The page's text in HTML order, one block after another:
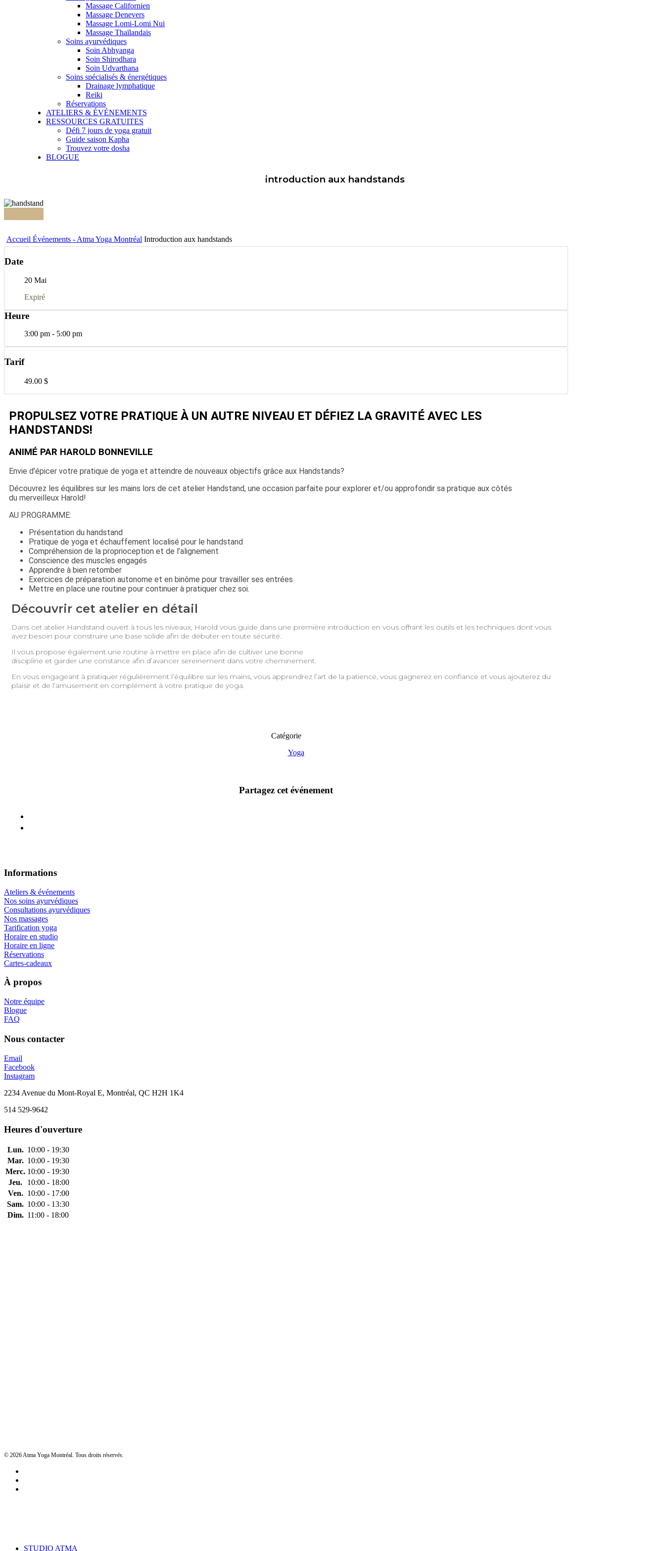
Massage Californien
Massage Denevers
Massage Lomi-Lomi Nui
Massage Thaïlandais
Soins ayurvédiques
Soin Abhyanga
Soin Shirodhara
Soin Udvarthana
Soins spécialisés & énergétiques
Drainage lymphatique
Reiki
Réservations
ATELIERS & ÉVÉNEMENTS
RESSOURCES GRATUITES
Défi 7 jours de yoga gratuit
Guide saison Kapha
Trouvez votre dosha
BLOGUE
introduction aux handstands
Accueil Événements - Atma Yoga Montréal Introduction aux handstands
Date
20 Mai
Expiré
Heure
3:00 pm - 5:00 pm
Tarif
49.00 $
PROPULSEZ VOTRE PRATIQUE À UN AUTRE NIVEAU ET DÉFIEZ LA GRAVITÉ AVEC LES
HANDSTANDS!
ANIMÉ PAR HAROLD BONNEVILLE
Envie d’épicer votre pratique de yoga et atteindre de nouveaux objectifs grâce aux Handstands?
Découvrez les équilibres sur les mains lors de cet atelier Handstand, une occasion parfaite pour explorer et/ou approfondir sa pratique aux côtés
du merveilleux Harold!
AU PROGRAMME:
Présentation du handstand
Pratique de yoga et échauffement localisé pour le handstand
Compréhension de la proprioception et de l’alignement
Conscience des muscles engagés
Apprendre à bien retomber
Exercices de préparation autonome et en binôme pour travailler ses entrées
Mettre en place une routine pour continuer à pratiquer chez soi.
Découvrir cet atelier en détail
Dans cet atelier Handstand ouvert à tous les niveaux, Harold vous guide dans une première introduction en vous offrant les outils et les techniques dont vous
avez besoin pour construire une base solide afin de débuter en toute sécurité.
Il vous propose également une routine à mettre en place afin de cultiver une bonne
discipline et garder une constance afin d’avancer sereinement dans votre cheminement.
En vous engageant à pratiquer régulièrement l’équilibre sur les mains, vous apprendrez l’art de la patience, vous gagnerez en confiance et vous ajouterez du
plaisir et de l’amusement en complément à votre pratique de yoga.
Catégorie
Yoga
Partagez cet événement
Informations
Ateliers & événements
Nos soins ayurvédiques
Consultations ayurvédiques
Nos massages
Tarification yoga
Horaire en studio
Horaire en ligne
Réservations
Cartes-cadeaux
À propos
Notre équipe
Blogue
FAQ
Nous contacter
Email
Facebook
Instagram
2234 Avenue du Mont-Royal E, Montréal, QC H2H 1K4
514 529-9642
Heures d'ouverture
Lun. 10:00 - 19:30
Mar. 10:00 - 19:30
Merc. 10:00 - 19:30
Jeu.
10:00 - 18:00
Ven. 10:00 - 17:00
Sam. 10:00 - 13:30
Dim. 11:00 - 18:00
© 2026 Atma Yoga Montréal. Tous droits réservés.
Close STUDIO ATMA